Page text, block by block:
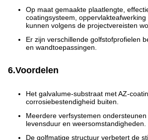
Op maat gemaakte plaatlengte,
coatingsysteem, oppervlakteafwerking
kunnen volgens de projectvereisten
Er zijn verschillende golfstofprofielen
en wandtoepassingen.
6.Voordelen
Het galvalume-substraat met AZ-
corrosiebestendigheid buiten.
Meerdere verfsystemen
levensduur en weersomstandigheden.
De golfmatige structuur verbetert de